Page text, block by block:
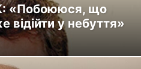
УСТАНОВИ НАМН
ПРОФЕСІЙНІ ВИПАДКИ
«Побоююся, що
у небуття»